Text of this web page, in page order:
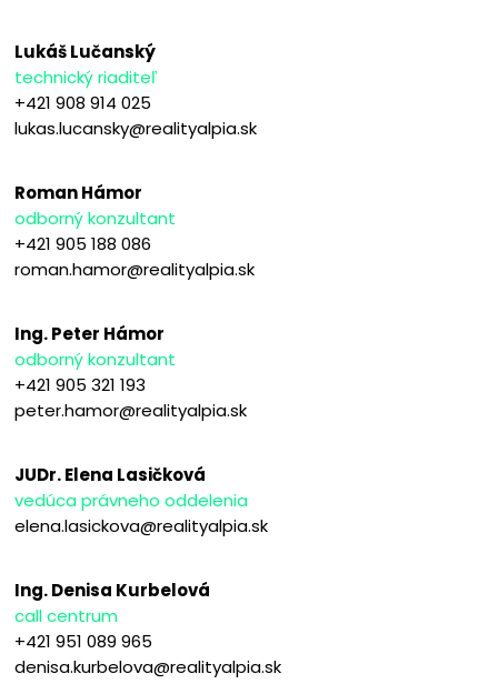
Lukáš Lučanský
technický riaditeľ
+421 908 914 025
lukas.lucansky@realityalpia.sk
Roman Hámor
odborný konzultant
+421 905 188 086
roman.hamor@realityalpia.sk
Ing. Peter Hámor
odborný konzultant
+421 905 321 193
peter.hamor@realityalpia.sk
JUDr. Elena Lasičková
vedúca právneho oddelenia
elena.lasickova@realityalpia.sk
Ing. Denisa Kurbelová
call centrum
+421 951 089 965
denisa.kurbelova@realityalpia.sk